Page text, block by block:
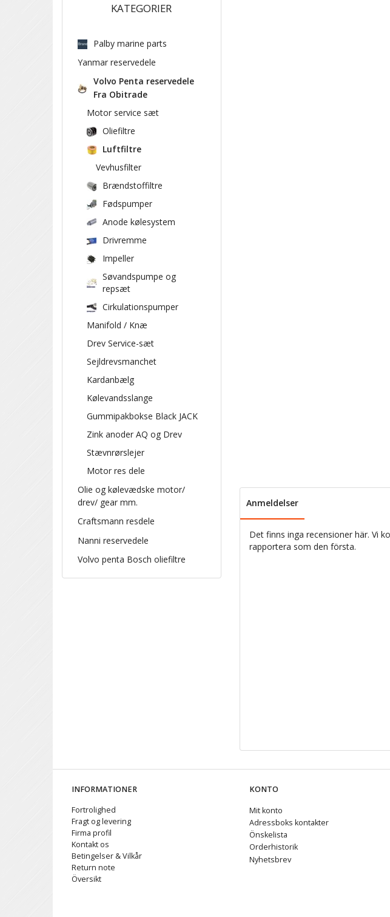
KATEGORIER
Palby marine parts
Yanmar reservedele
Volvo Penta reservedele
Fra Obitrade
Motor service sæt
Oliefiltre
Luftfiltre
Vevhusfilter
Brændstoffiltre
Fødspumper
Anode kølesystem
Drivremme
Impeller
Søvandspumpe og
repsæt
Cirkulationspumper
Manifold / Knæ
Drev Service-sæt
Sejldrevsmanchet
Kardanbælg
Kølevandsslange
Gummipakbokse Black JACK
Zink anoder AQ og Drev
Stævnrørslejer
Motor res dele
Olie og kølevædske motor/
drev/ gear mm.
Craftsmann resdele
Nanni reservedele
Volvo penta Bosch oliefiltre
Anmeldelser
Det finns inga recensioner här. Vi
rapportera som den första.
INFORMATIONER
Fortrolighed
Fragt og levering
Firma profil
Kontakt os
Betingelser & Vilkår
Return note
Översikt
KONTO
Mit konto
Adressboks kontakter
Önskelista
Orderhistorik
Nyhetsbrev